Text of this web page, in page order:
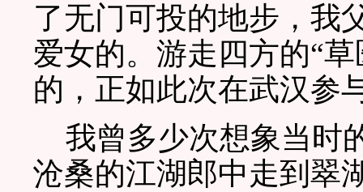
了无门可投的地步，我
爱女的。游走四方的“
的，正如此次在武汉参
我曾多少次想象当时
沧桑的江湖郎中走到翠